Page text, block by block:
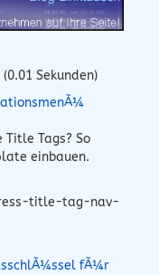
Sekunden)
Title Tags? So
einbauen.
title-tag-nav-
fÃ¼r